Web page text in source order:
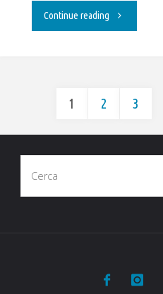
Continue reading "Le
Paginazione
degli
1 2 3